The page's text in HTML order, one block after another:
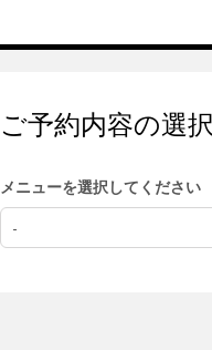
ご予約内容の選択
メニューを選択してください
-